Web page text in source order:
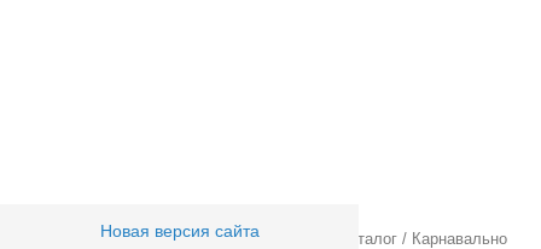
Новая версия сайта
Товары для праздника/ Оптовый каталог / Карнавально